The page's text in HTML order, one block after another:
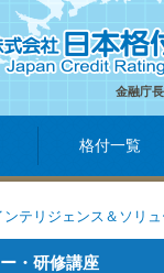
金融庁
格付一覧
ンテリジェンス＆ソリ
・研修講座